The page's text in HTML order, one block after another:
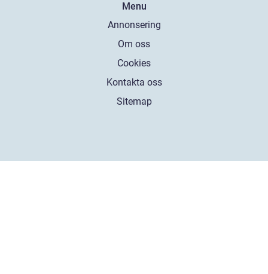
Menu
Annonsering
Om oss
Cookies
Kontakta oss
Sitemap